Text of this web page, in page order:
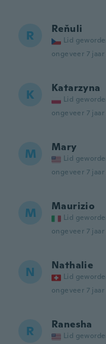
R Reňuli
Lid
ongeveer 7
K Katarzyna
Lid
ongeveer 7
M Mary
Lid
ongeveer 7
M Maurizio
Lid
ongeveer 7
N Nathalie
Lid
ongeveer 7
R Ranesha
Lid